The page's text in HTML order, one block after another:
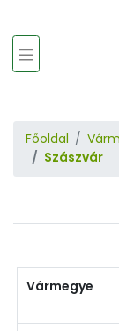
Főoldal
Szászvár
Vármegye